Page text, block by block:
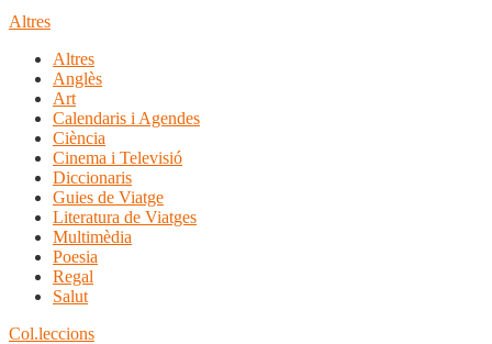
Altres
Altres
Anglès
Art
Calendaris i Agendes
Ciència
Cinema i Televisió
Diccionaris
Guies de Viatge
Literatura de Viatges
Multimèdia
Poesia
Regal
Salut
Col.leccions